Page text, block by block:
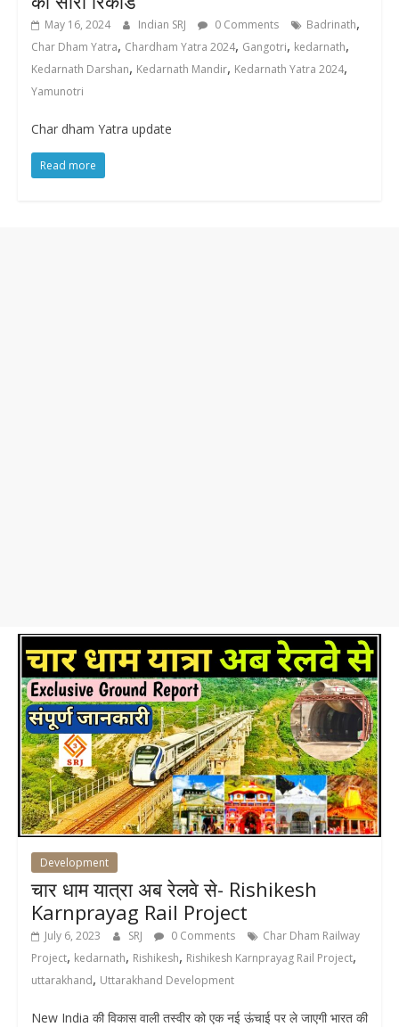
May 16, 2024 Indian SRJ 0 Comments Badrinath,
Char Dham Yatra, Chardham Yatra 2024, Gangotri, kedarnath,
Kedarnath Darshan, Kedarnath Mandir, Kedarnath Yatra 2024,
Yamunotri
Char dham Yatra update
Read more
Development
चार धाम यात्रा अब रेलवे से- Rishikesh
Karnprayag Rail Project
July 6, 2023 SRJ 0 Comments
Char Dham Railway
Project, kedarnath, Rishikesh, Rishikesh Karnprayag Rail Project,
uttarakhand, Uttarakhand Development
New India की विकास वाली तस्वीर को एक नई ऊंचाई पर ले जाएगी भारत की